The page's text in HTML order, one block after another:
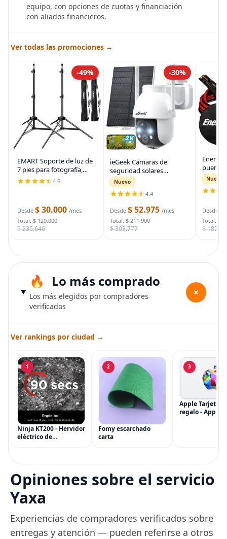
equipo, con opciones de cuotas y financiación
con aliados financieros.
Ver todas las promociones →
-49%
EMART Soporte de luz de
7 pies para fotografía,
soporte de trípode
portátil para fotos y
con funda de
4.6
Desde $ 30.000 /mes
Total: $ 120.000
$ 235.646
-30%
ieGeek Cámaras de
seguridad solares
inalámbricas para
exteriores, cámara WiFi 2K
para sistema de
seguridad del hogar,
cámara de vigilancia
Nuevo
4.4
Desde $ 52.975 /mes
Total: $ 211.900
$ 303.777
puente
auto,
para
bolsa
Nuevo
Desde
Total: $
$
Lo más comprado
Los más elegidos por compradores
verificados
+
Ver rankings por ciudad →
1
Ninja KT200 - Hervidor
eléctrico de
ajuste de temperatura
de Acero
2
Fomy escarchado
carta
3
Apple Tarjeta
regalo - App
Opiniones sobre el servicio
Yaxa
Experiencias de compradores verificados sobre
entregas y atención — pueden referirse a otros